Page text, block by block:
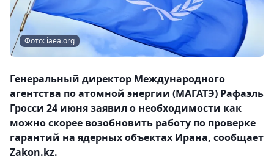
Фото: iaea.org
Генеральный директор Международного
агентства по атомной энергии (МАГАТЭ) Рафаэль
Гросси 24 июня заявил о необходимости как
можно скорее возобновить работу по проверке
гарантий на ядерных объектах Ирана, сообщает
Zakon.kz.